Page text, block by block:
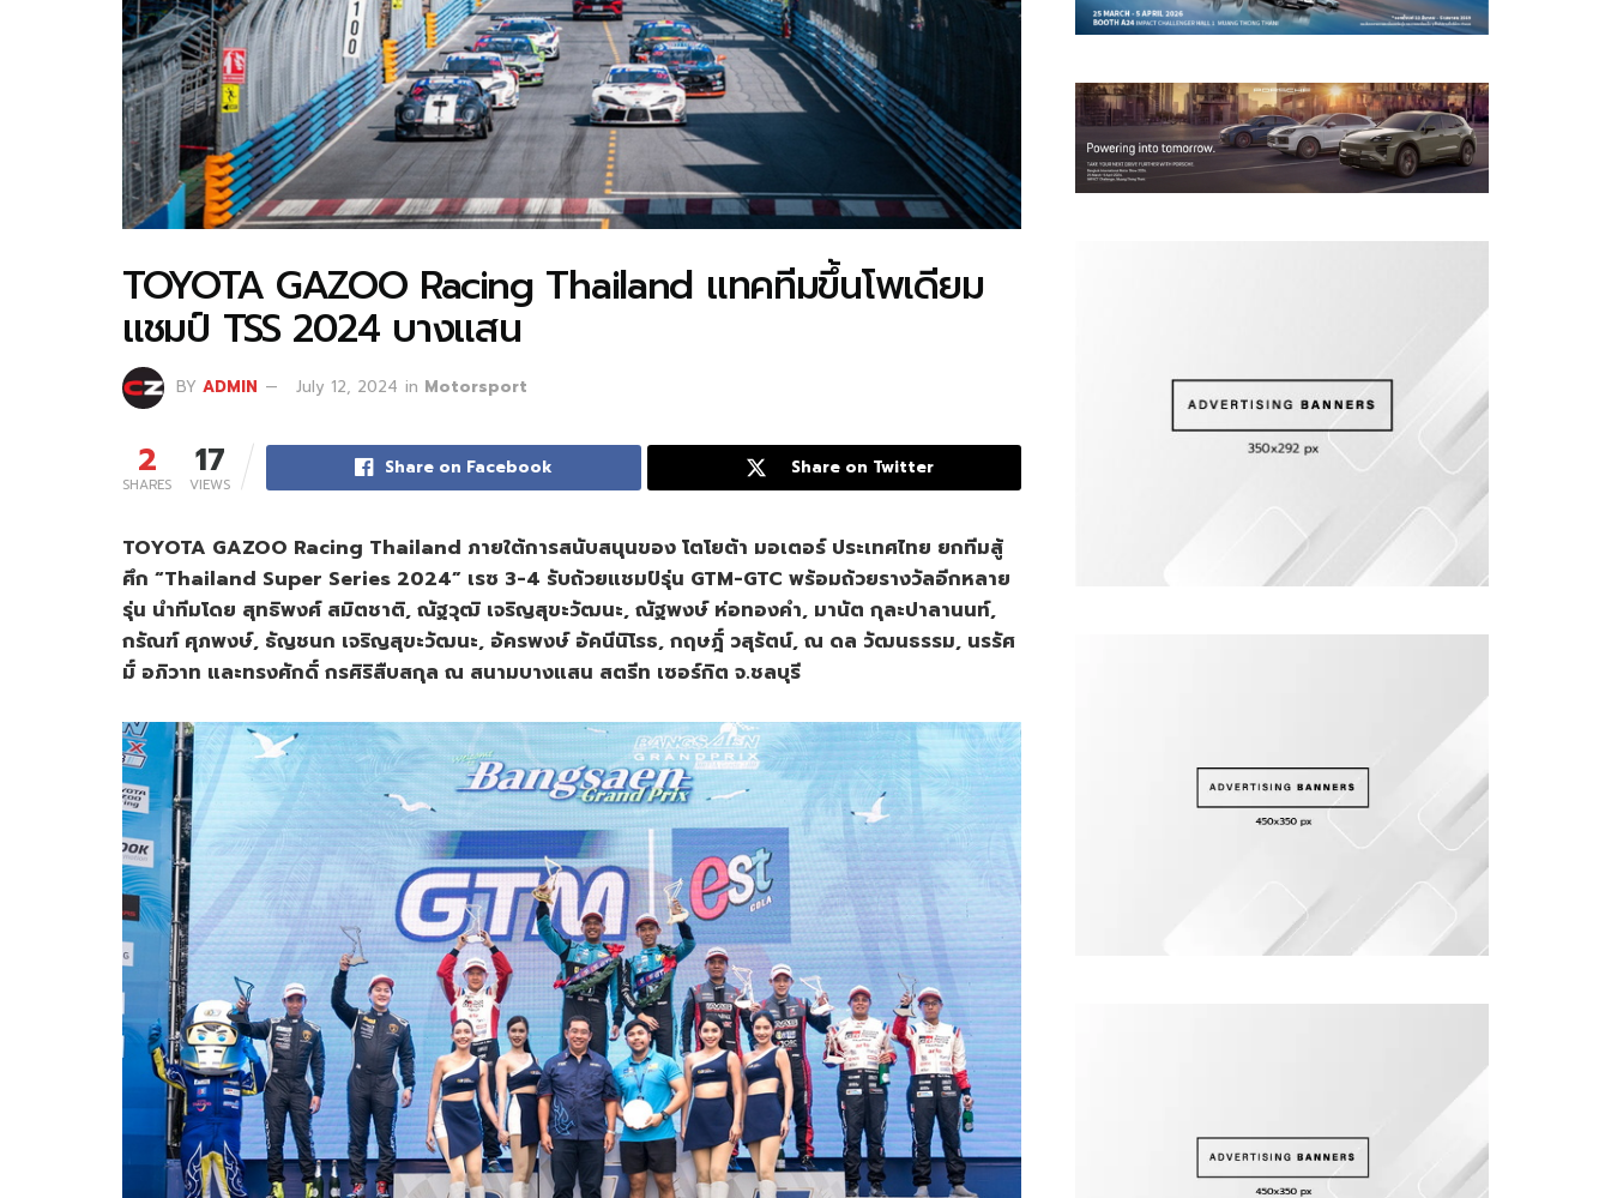
TOYOTA GAZOO Racing Thailand แทคทีมขึ้นโพเดียม
แชมป์ TSS 2024 บางแสน
BY ADMIN July 12, 2024 in Motorsport
2
SHARES
17
VIEWS
Share on Facebook Share on Twitter
TOYOTA GAZOO Racing Thailand ภายใต้การสนับสนุนของ โตโยต้า มอเตอร์ ประเทศไทย ยกทีมสู้
ศึก “Thailand Super Series 2024” เรซ 3-4 รับถ้วยแชมป์รุ่น GTM-GTC พร้อมถ้วยรางวัลอีกหลาย
รุ่น นำทีมโดย สุทธิพงศ์ สมิตชาติ, ณัฐวุฒิ เจริญสุขะวัฒนะ, ณัฐพงษ์ ห่อทองคำ, มานัต กุละปาลานนท์,
กรัณฑ์ ศุภพงษ์, ธัญชนก เจริญสุขะวัฒนะ, อัครพงษ์ อัคนีนิโรธ, กฤษฎิ์ วสุรัตน์, ณ ดล วัฒนธรรม, นรรัศ
มิ์ อภิวาท และทรงศักดิ์ กรศิริสืบสกุล ณ สนามบางแสน สตรีท เซอร์กิต จ.ชลบุรี